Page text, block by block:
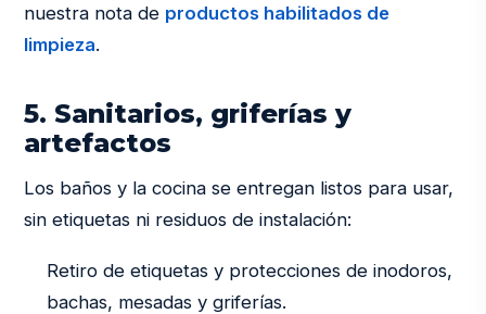
nuestra nota de productos habilitados de
limpieza.
5. Sanitarios, griferías y
artefactos
Los baños y la cocina se entregan listos para usar,
sin etiquetas ni residuos de instalación:
Retiro de etiquetas y protecciones de inodoros,
bachas, mesadas y griferías.